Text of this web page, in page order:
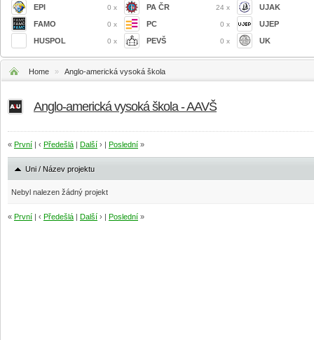
EPI 0 x
FAMO 0 x
HUSPOL 0 x
PA ČR 24 x
PC 0 x
PEVŠ 0 x
UJAK
UJEP
UK
Home » Anglo-americká vysoká škola
Anglo-americká vysoká škola - AAVŠ
« První | ‹ Předešlá | Další › | Poslední »
Uni / Název projektu
Nebyl nalezen žádný projekt
« První | ‹ Předešlá | Další › | Poslední »